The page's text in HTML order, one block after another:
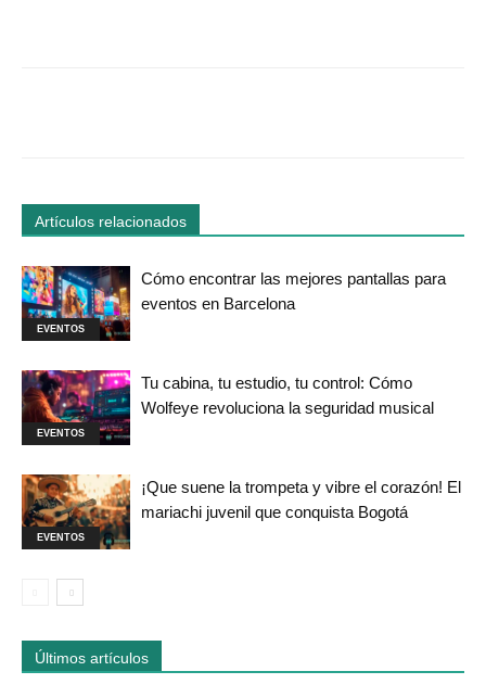
Artículos relacionados
EVENTOS
Cómo encontrar las mejores pantallas para
eventos en Barcelona
EVENTOS
Tu cabina, tu estudio, tu control: Cómo
Wolfeye revoluciona la seguridad musical
EVENTOS
¡Que suene la trompeta y vibre el corazón! El
mariachi juvenil que conquista Bogotá
Últimos artículos